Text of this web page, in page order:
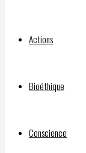
Actions
Bioéthique
Conscience